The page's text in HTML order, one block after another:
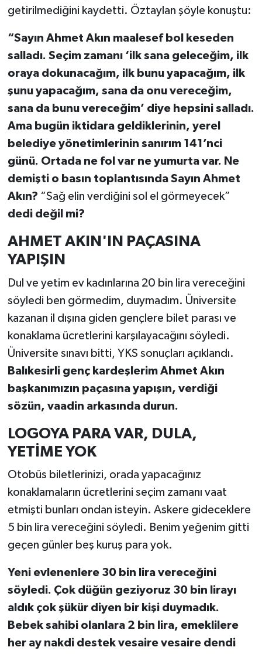
getirilmediğini kaydetti. Öztaylan şöyle konuştu:
“Sayın Ahmet Akın maalesef bol keseden
salladı. Seçim zamanı ‘ilk sana geleceğim, ilk
oraya dokunacağım, ilk bunu yapacağım, ilk
şunu yapacağım, sana da onu vereceğim,
sana da bunu vereceğim’ diye hepsini salladı.
Ama bugün iktidara geldiklerinin, yerel
belediye yönetimlerinin sanırım 141’nci
günü. Ortada ne fol var ne yumurta var. Ne
demişti o basın toplantısında Sayın Ahmet
Akın? “Sağ elin verdiğini sol el görmeyecek”
dedi değil mi?
AHMET AKIN'IN PAÇASINA
YAPIŞIN
Dul ve yetim ev kadınlarına 20 bin lira vereceğini
söyledi ben görmedim, duymadım. Üniversite
kazanan il dışına giden gençlere bilet parası ve
konaklama ücretlerini karşılayacağını söyledi.
Üniversite sınavı bitti, YKS sonuçları açıklandı.
Balıkesirli genç kardeşlerim Ahmet Akın
başkanımızın paçasına yapışın, verdiği
sözün, vaadin arkasında durun.
LOGOYA PARA VAR, DULA,
YETİME YOK
Otobüs biletlerinizi, orada yapacağınız
konaklamaların ücretlerini seçim zamanı vaat
etmişti bunları ondan isteyin. Askere gideceklere
5 bin lira vereceğini söyledi. Benim yeğenim gitti
geçen günler beş kuruş para yok.
Yeni evlenenlere 30 bin lira vereceğini
söyledi. Çok düğün geziyoruz 30 bin lirayı
aldık çok şükür diyen bir kişi duymadık.
Bebek sahibi olanlara 2 bin lira, emeklilere
her ay nakdi destek vesaire vesaire dendi